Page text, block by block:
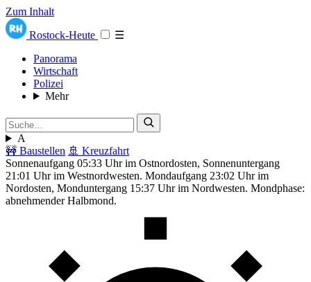
Zum Inhalt
Rostock-Heute
☰
Panorama
Wirtschaft
Polizei
Mehr
A
🚧 Baustellen 🚢 Kreuzfahrt
Sonnenaufgang 05:33 Uhr im Ostnordosten, Sonnenuntergang
21:01 Uhr im Westnordwesten. Mondaufgang 23:02 Uhr im
Nordosten, Monduntergang 15:37 Uhr im Nordwesten. Mondphase:
abnehmender Halbmond.